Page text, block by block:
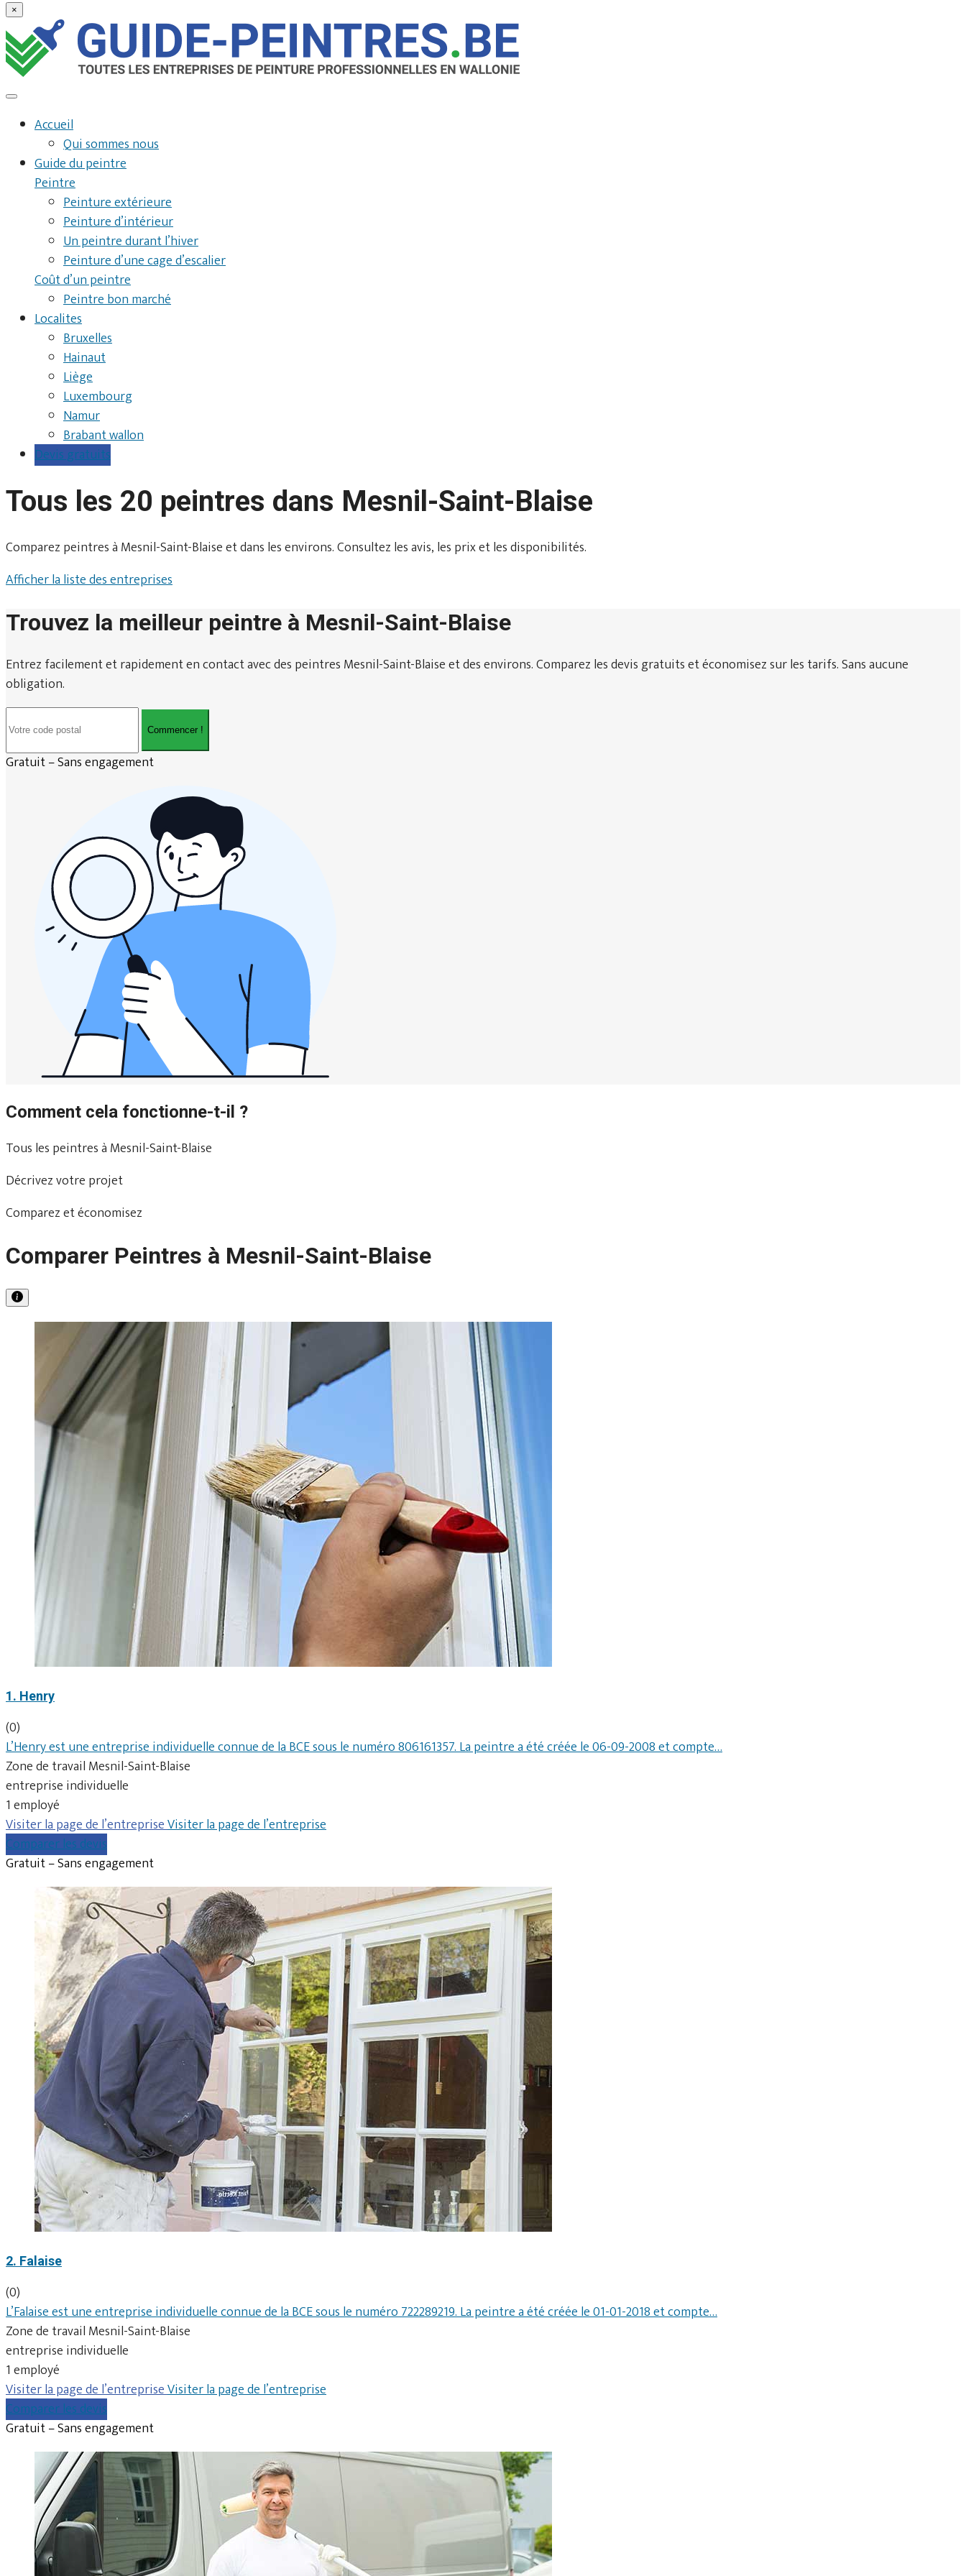
×
Accueil
Qui sommes nous
Guide du peintre
Peintre
Peinture extérieure
Peinture d’intérieur
Un peintre durant l’hiver
Peinture d’une cage d’escalier
Coût d’un peintre
Peintre bon marché
Localites
Bruxelles
Hainaut
Liège
Luxembourg
Namur
Brabant wallon
Devis gratuits
Tous les 20 peintres dans Mesnil-Saint-Blaise
Comparez peintres à Mesnil-Saint-Blaise et dans les environs. Consultez les avis, les prix et les disponibilités.
Afficher la liste des entreprises
Trouvez la meilleur peintre à Mesnil-Saint-Blaise
Entrez facilement et rapidement en contact avec des peintres Mesnil-Saint-Blaise et des environs. Comparez les devis gratuits et économisez sur les tarifs. Sans aucune
obligation.
Commencer !
Gratuit – Sans engagement
Comment cela fonctionne-t-il ?
Tous les peintres à Mesnil-Saint-Blaise
Décrivez votre projet
Comparez et économisez
Comparer Peintres à Mesnil-Saint-Blaise
1. Henry
(0)
L’Henry est une entreprise individuelle connue de la BCE sous le numéro 806161357. La peintre a été créée le 06-09-2008 et compte…
Zone de travail Mesnil-Saint-Blaise
entreprise individuelle
1 employé
Visiter la page de l’entrepriseVisiter la page de l’entreprise
Comparer les devis
Gratuit – Sans engagement
2. Falaise
(0)
L’Falaise est une entreprise individuelle connue de la BCE sous le numéro 722289219. La peintre a été créée le 01-01-2018 et compte…
Zone de travail Mesnil-Saint-Blaise
entreprise individuelle
1 employé
Visiter la page de l’entrepriseVisiter la page de l’entreprise
Comparer les devis
Gratuit – Sans engagement